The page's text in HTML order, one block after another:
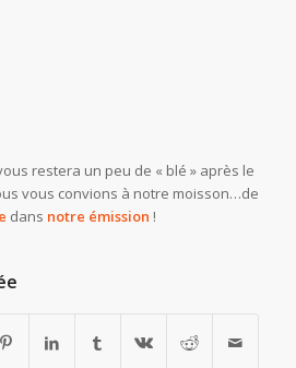
restera un peu de « blé » après le
vous convions à notre moisson…de
dans notre émission !